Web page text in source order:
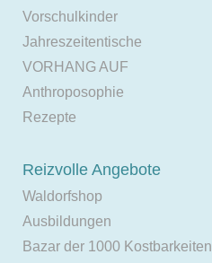
Vorschulkinder
Jahreszeitentische
VORHANG AUF
Anthroposophie
Rezepte
Reizvolle Angebote
Waldorfshop
Ausbildungen
Bazar der 1000 Kostbarkeiten